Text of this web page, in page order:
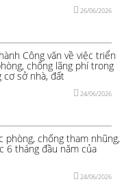
26/06/2026
Công văn về việc triển
chống lãng phí trong
cơ sở nhà, đất
24/06/2026
phòng, chống tham nhũng,
6 tháng đầu năm của
24/06/2026